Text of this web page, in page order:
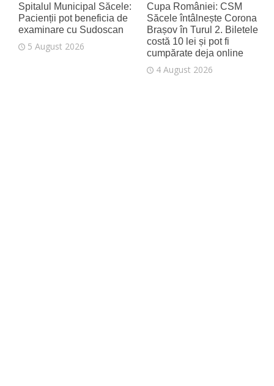
Spitalul Municipal Săcele:
Pacienții pot beneficia de
examinare cu Sudoscan
5 August 2026
Cupa României: CSM
Săcele întâlnește Corona
Brașov în Turul 2. Biletele
costă 10 lei și pot fi
cumpărate deja online
4 August 2026